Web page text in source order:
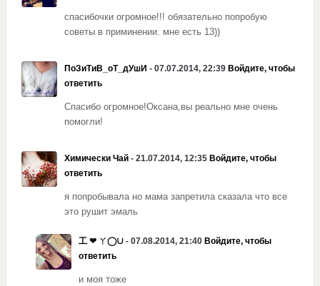
спасибочки огромное!!! обязательно попробую
советы в приминении. мне есть 13))
ПоЗиТиВ_оТ_дУшИ - 07.07.2014, 22:39 Войдите, чтобы
ответить
Спасибо огромное!Оксана,вы реально мне очень
помогли!
Химически Чай - 21.07.2014, 12:35 Войдите, чтобы
ответить
я попробывала но мама запретила сказала что все
это рушит эмаль
工 ❤ ㄚ◯∪ - 07.08.2014, 21:40 Войдите, чтобы
ответить
и моя тоже